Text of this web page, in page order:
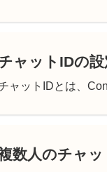
ャットIDの設
ャットIDとは、
数人のチャ